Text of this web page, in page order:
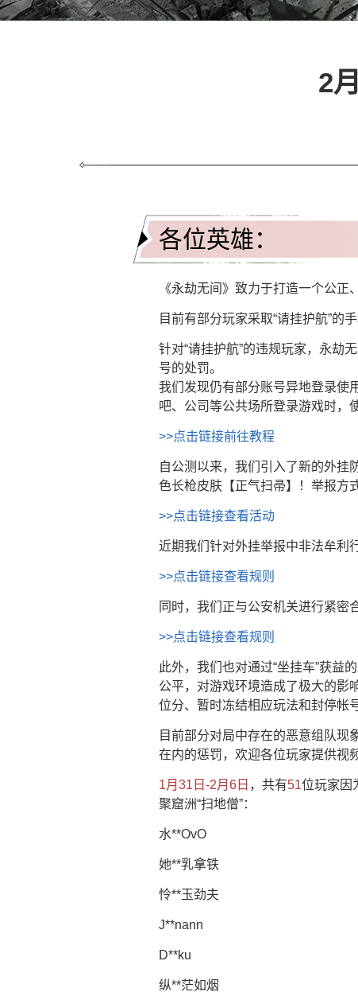
2
各位英雄：
《永劫无间》致力于打造一个公正
目前有部分玩家采取“请挂护航”的
针对“请挂护航”的违规玩家，永劫
号的处罚。
我们发现仍有部分账号异地登录使
吧、公司等公共场所登录游戏时，
>>点击链接前往教程
自公测以来，我们引入了新的外挂
色长枪皮肤【正气扫帚】！举报方
>>点击链接查看活动
近期我们针对外挂举报中非法牟利
>>点击链接查看规则
同时，我们正与公安机关进行紧密
>>点击链接查看规则
此外，我们也对通过“坐挂车”获益
公平，对游戏环境造成了极大的影
位分、暂时冻结相应玩法和封停帐
目前部分对局中存在的恶意组队现
在内的惩罚，欢迎各位玩家提供视
1月31日-2月6日 ，共有51位玩家因
聚窟洲“扫地僧”：
水**OvO
她**乳拿铁
怜**玉劲夫
J**nann
D**ku
纵**茫如烟